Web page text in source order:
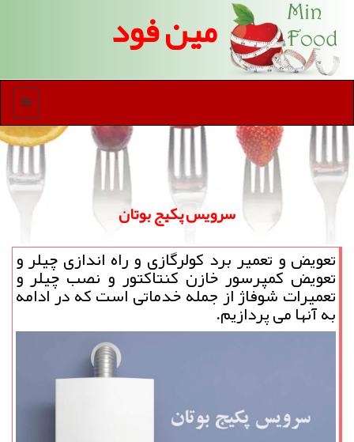
مین فود
منو
سرویس پكیج بوتان
تعویض و تعمیر برد كولرگازی و راه اندازی چیلر و
تعویض كمپرسور خازن كنتاكتور و نصب چیلر و
تعمیرات شوفاژ از جمله خدماتی است كه در ادامه
به آنها می پردازیم.